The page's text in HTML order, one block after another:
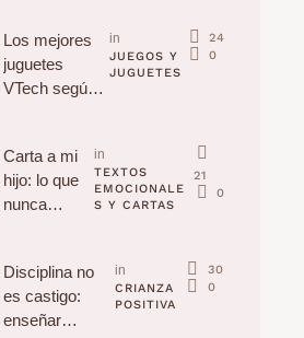
Los mejores
juguetes
VTech según
2025)
in
JUEGOS Y
JUGUETES
24
0
Carta a mi
hijo: lo que
nunca
jamás
olvidaré
in
TEXTOS
EMOCIONALE
S Y CARTAS
21
0
Disciplina no
es castigo:
enseñar
in
CRIANZA
POSITIVA
30
0